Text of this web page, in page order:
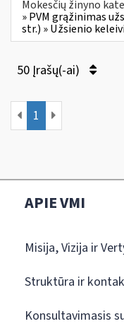
Mokesčių žinyno
» PVM grąžinimas
str.) » Užsienio
50 Įrašų(-ai)
1
APIE VMI
Misija, Vizija ir
Struktūra ir
Konsultavimasis